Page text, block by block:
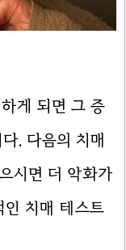
게 되면 그 증
. 다음의 치매
시면 더 악화가
인 치매 테스트